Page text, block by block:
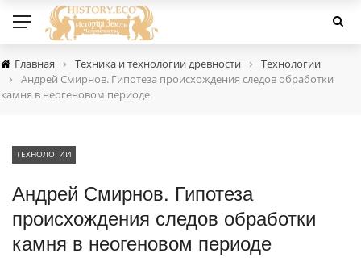
Главная › Техника и технологии древности › Технологии
›
Андрей Смирнов. Гипотеза происхождения следов обработки
камня в неогеновом периоде
ТЕХНОЛОГИИ
Андрей Смирнов. Гипотеза
происхождения следов обработки
камня в неогеновом периоде